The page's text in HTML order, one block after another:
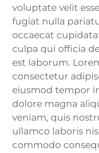
voluptate velit
fugiat nulla
occaecat
culpa qui officia
est laborum.
consectetur
eiusmod tempor
dolore magna
veniam, quis
ullamco laboris
commodo